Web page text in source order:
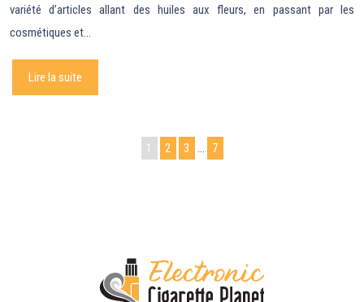
variété d’articles allant des huiles aux fleurs, en passant par les
cosmétiques et…
Lire la suite
1 2 3 … 7